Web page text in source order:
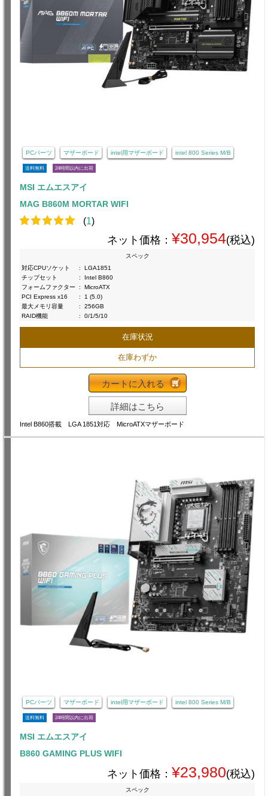
PCパーツ マザーボード intel用マザーボード intel 800 Series M/B
送料無料 24時間以内に出荷
MSI エムエスアイ
MAG B860M MORTAR WIFI
(1)
ネット価格： ¥30,954(税込)
スペック
対応CPUソケット
:
LGA1851
チップセット
:
Intel B860
フォームファクター
:
MicroATX
PCI Express x16
:
1 (5.0)
最大メモリ容量
:
256GB
RAID機能
: 0/1/5/10
在庫状況
在庫わずか
カートに入れる
詳細はこちら
Intel B860搭載 LGA 1851対応 MicroATXマザーボード
PCパーツ マザーボード intel用マザーボード intel 800 Series M/B
送料無料 24時間以内に出荷
MSI エムエスアイ
B860 GAMING PLUS WIFI
ネット価格： ¥23,980(税込)
スペック